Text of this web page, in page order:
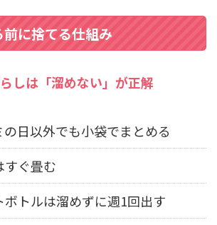
前に捨てる仕組み
しは「溜めない」が正解
の日以外でも小袋でまとめる
すぐ畳む
ボトルは溜めずに週1回出す